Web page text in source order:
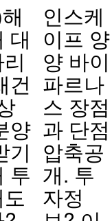
대
건
양
기
투
인스케
이프 양
양 바이
파르나
스 장점
과 단점
압축공
개. 투
자정